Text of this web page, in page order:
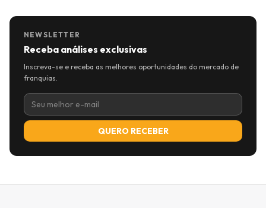
NEWSLETTER
Receba análises exclusivas
Inscreva-se e receba as melhores oportunidades do mercado de
franquias.
QUERO RECEBER